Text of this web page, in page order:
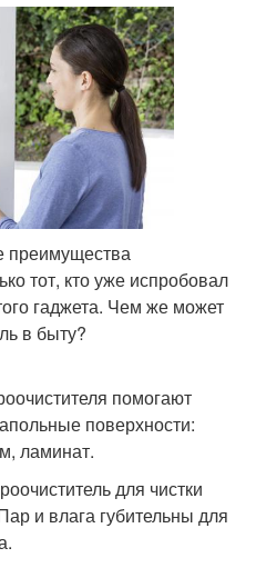
преимущества
тот, кто уже испробовал
гаджета. Чем же может
в быту?
помогают
поверхности:
ламинат.
для чистки
и влага губительны для